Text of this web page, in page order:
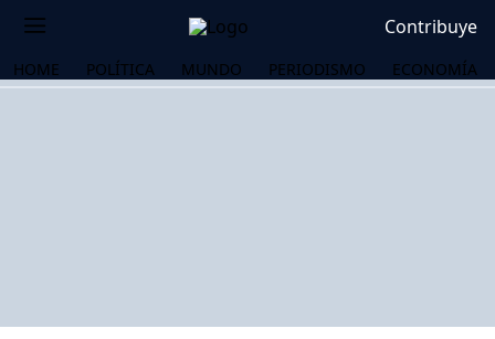
Contribuye
HOME POLÍTICA MUNDO PERIODISMO ECONOMÍA